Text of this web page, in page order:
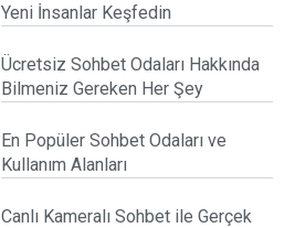
Yeni İnsanlar Keşfedin
Ücretsiz Sohbet Odaları Hakkında
Bilmeniz Gereken Her Şey
En Popüler Sohbet Odaları ve
Kullanım Alanları
Canlı Kameralı Sohbet ile Gerçek